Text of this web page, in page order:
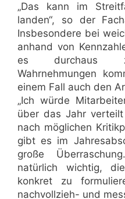
„Das kann im
landen“, so der
Insbesondere bei
anhand von
es durchaus zu
Wahrnehmungen
einem Fall auch den
„Ich würde
über das Jahr
nach möglichen
gibt es im
große
natürlich wichtig,
konkret zu
nachvollzieh- und